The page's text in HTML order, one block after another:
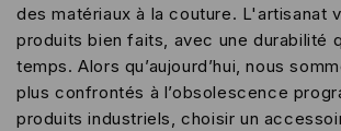
des matériaux à la couture. L'artisanat
produits bien faits, avec une durabilité
temps. Alors qu’aujourd’hui, nous
plus confrontés à l’obsolescence
produits industriels, choisir un